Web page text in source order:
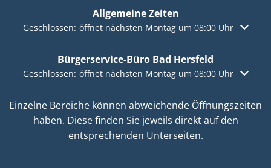
Allgemeine Zeiten
Klicken, um weitere Öffnungs- oder Schließzeiten
Geschlossen: öffnet nächsten Montag um 08:00 Uhr
Bürgerservice-Büro Bad Hersfeld
Klicken, um weitere Öffnungs- oder Schließzeiten
Geschlossen: öffnet nächsten Montag um 08:00 Uhr
Einzelne Bereiche können abweichende Öffnungszeiten
haben. Diese finden Sie jeweils direkt auf den
entsprechenden Unterseiten.